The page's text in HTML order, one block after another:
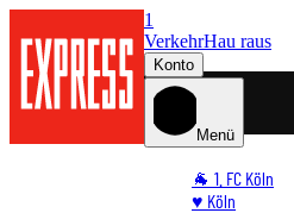
1
VerkehrHau raus
Konto
Menü
🐐 1. FC Köln
♥️ Köln